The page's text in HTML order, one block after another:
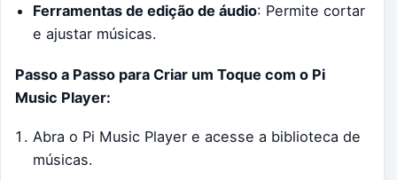
Ferramentas de edição de áudio: Permite cortar
e ajustar músicas.
Passo a Passo para Criar um Toque com o Pi
Music Player:
Abra o Pi Music Player e acesse a biblioteca de
músicas.